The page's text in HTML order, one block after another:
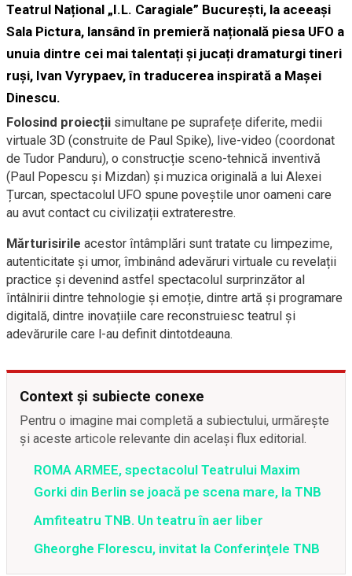
Teatrul Național „I.L. Caragiale” București, la aceeași
Sala Pictura, lansând în premieră națională piesa UFO a
unuia dintre cei mai talentați și jucați dramaturgi tineri
ruși, Ivan Vyrypaev, în traducerea inspirată a Mașei
Dinescu.
Folosind proiecții simultane pe suprafețe diferite, medii
virtuale 3D (construite de Paul Spike), live-video (coordonat
de Tudor Panduru), o construcție sceno-tehnică inventivă
(Paul Popescu și Mizdan) și muzica originală a lui Alexei
Țurcan, spectacolul UFO spune poveștile unor oameni care
au avut contact cu civilizații extraterestre.
Mărturisirile acestor întâmplări sunt tratate cu limpezime,
autenticitate și umor, îmbinând adevăruri virtuale cu revelații
practice și devenind astfel spectacolul surprinzător al
întâlnirii dintre tehnologie și emoție, dintre artă și programare
digitală, dintre inovațiile care reconstruiesc teatrul și
adevărurile care l-au definit dintotdeauna.
Context și subiecte conexe
Pentru o imagine mai completă a subiectului, urmărește
și aceste articole relevante din același flux editorial.
ROMA ARMEE, spectacolul Teatrului Maxim
Gorki din Berlin se joacă pe scena mare, la TNB
Amfiteatru TNB. Un teatru în aer liber
Gheorghe Florescu, invitat la Conferinţele TNB